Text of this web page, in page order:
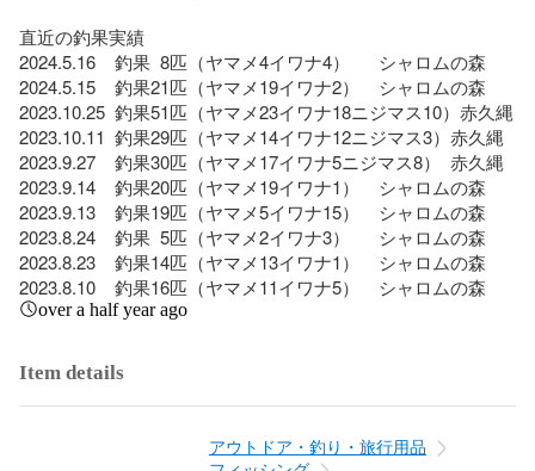
直近の釣果実績
2024.5.16    釣果  8匹（ヤマメ4イワナ4）      シャロムの森
2024.5.15    釣果21匹（ヤマメ19イワナ2）    シャロムの森
2023.10.25  釣果51匹（ヤマメ23イワナ18ニジマス10）赤久縄
2023.10.11  釣果29匹（ヤマメ14イワナ12ニジマス3）赤久縄
2023.9.27    釣果30匹（ヤマメ17イワナ5ニジマス8）  赤久縄
2023.9.14    釣果20匹（ヤマメ19イワナ1）    シャロムの森
2023.9.13    釣果19匹（ヤマメ5イワナ15）    シャロムの森
2023.8.24    釣果  5匹（ヤマメ2イワナ3）      シャロムの森
2023.8.23    釣果14匹（ヤマメ13イワナ1）    シャロムの森
2023.8.10    釣果16匹（ヤマメ11イワナ5）    シャロムの森
over a half year ago
Item details
アウトドア・釣り・旅行用品